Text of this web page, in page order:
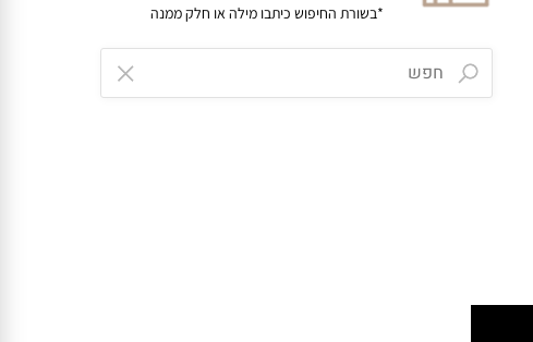
*בשורת החיפוש כיתבו מילה או חלק ממנה